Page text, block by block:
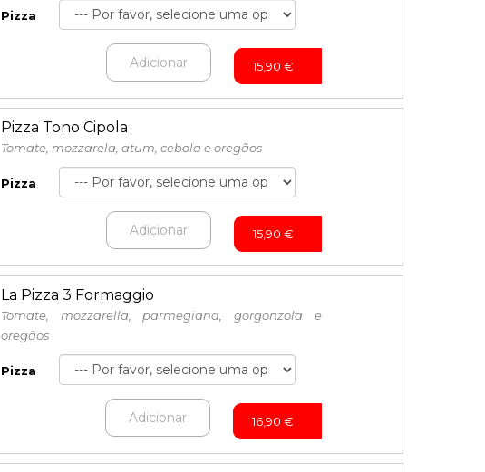
Pizza
15,90 €
Adicionar
Pizza Tono Cipola
Tomate, mozzarela, atum, cebola e oregãos
Pizza
15,90 €
Adicionar
La Pizza 3 Formaggio
Tomate, mozzarella, parmegiana, gorgonzola e
oregãos
Pizza
16,90 €
Adicionar